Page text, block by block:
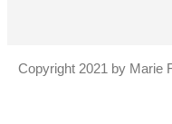
Copyright 2021 by Marie